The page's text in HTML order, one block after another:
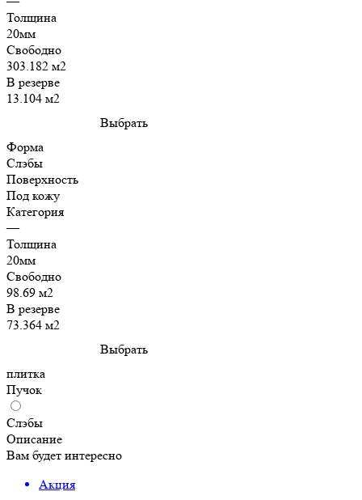
Толщина
20мм
Свободно
303.182 м2
В резерве
13.104 м2
Выбрать
Форма
Слэбы
Поверхность
Под кожу
Категория
—
Толщина
20мм
Свободно
98.69 м2
В резерве
73.364 м2
Выбрать
плитка
Пучок
Слэбы
Описание
Вам будет интересно
Акция